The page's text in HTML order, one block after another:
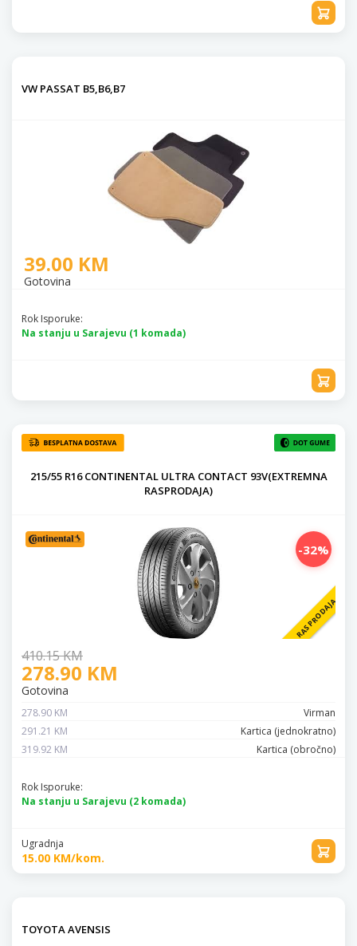
VW PASSAT B5,B6,B7
39.00 KM
Gotovina
Rok Isporuke:
Na stanju u Sarajevu (1 komada)
215/55 R16 CONTINENTAL ULTRA CONTACT 93V(EXTREMNA
RASPRODAJA)
-32%
RASPRODAJA
410.15 KM
278.90 KM
Gotovina
278.90 KM
Virman
291.21 KM
Kartica (jednokratno)
319.92 KM
Kartica (obročno)
Rok Isporuke:
Na stanju u Sarajevu (2 komada)
Ugradnja
15.00 KM/kom.
TOYOTA AVENSIS